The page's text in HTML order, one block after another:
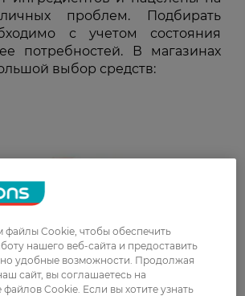
проблем. Подбирать
с учетом состояния
потребностей. В магазинах
выбор средств:
Cookie, чтобы обеспечить
нашего веб-сайта и предоставить
удобные возможности. Продолжая
сайт, вы соглашаетесь на
Cookie. Если вы хотите узнать